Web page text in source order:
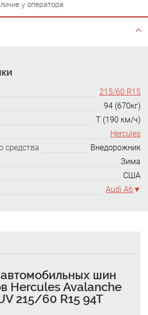
у оператора
215/60 R15
94 (670кг)
T (190 км/ч)
Hercules
средства
Внедорожник
Зима
США
Audi A6
шин
Hercules Avalanche
215/60 R15 94T